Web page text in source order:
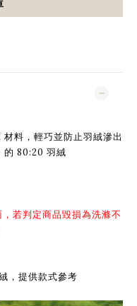
料，輕巧並防止羽絨滲出
80:20 羽絨
，若判定商品毀損為洗滌不
，提供款式參考